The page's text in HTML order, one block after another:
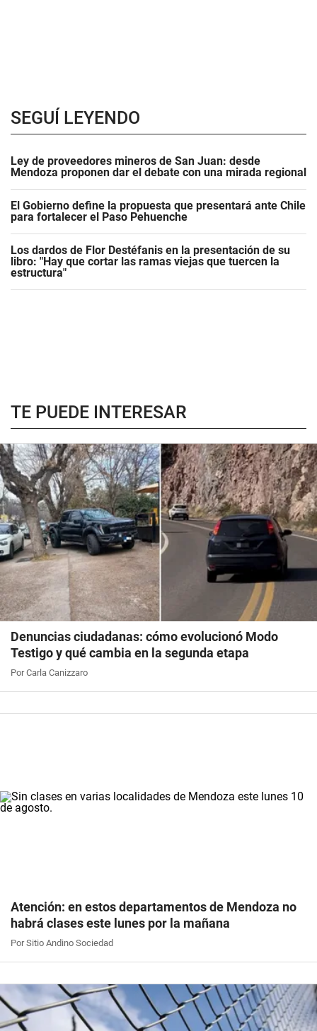
SEGUÍ LEYENDO
Ley de proveedores mineros de San Juan: desde
Mendoza proponen dar el debate con una mirada regional
El Gobierno define la propuesta que presentará ante Chile
para fortalecer el Paso Pehuenche
Los dardos de Flor Destéfanis en la presentación de su
libro: "Hay que cortar las ramas viejas que tuercen la
estructura"
TE PUEDE INTERESAR
Denuncias ciudadanas: cómo evolucionó Modo
Testigo y qué cambia en la segunda etapa
Por Carla Canizzaro
Atención: en estos departamentos de Mendoza no
habrá clases este lunes por la mañana
Por Sitio Andino Sociedad